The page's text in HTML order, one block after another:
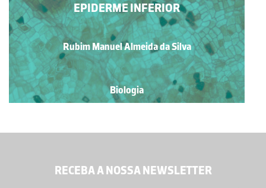
EPIDERME INFERIOR
Rubim Manuel Almeida da Silva
Biologia
RECEBA A NOSSA NEWSLETTER